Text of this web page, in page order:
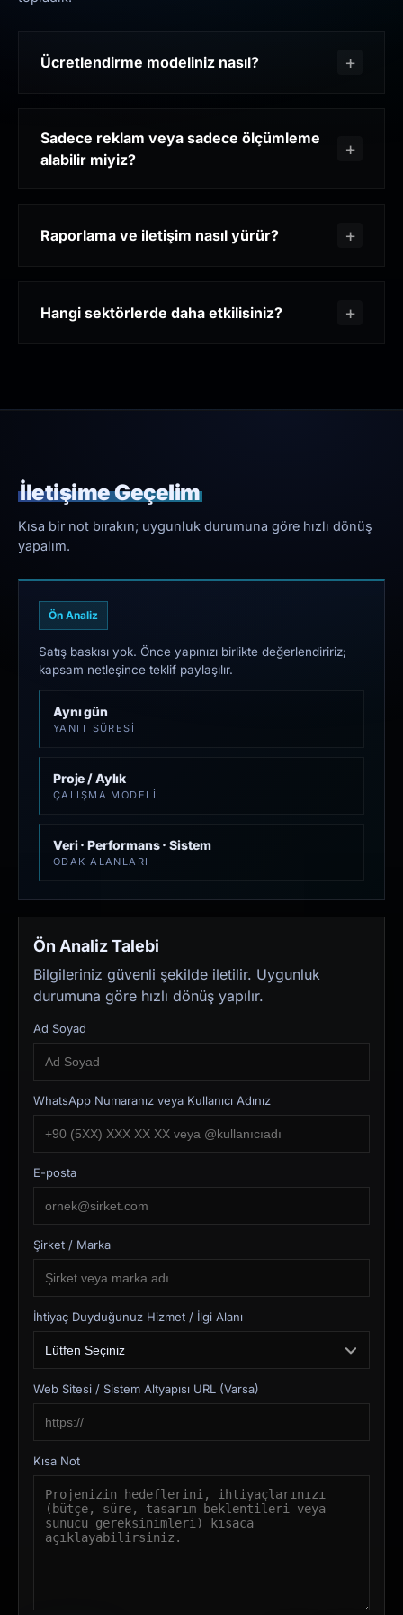
Ücretlendirme modeliniz nasıl?
Sadece reklam veya sadece ölçümleme
alabilir miyiz?
Raporlama ve iletişim nasıl yürür?
Hangi sektörlerde daha etkilisiniz?
İletişime Geçelim
Kısa bir not bırakın; uygunluk durumuna göre hızlı dönüş
yapalım.
Ön Analiz
Satış baskısı yok. Önce yapınızı birlikte değerlendiririz;
kapsam netleşince teklif paylaşılır.
Aynı gün
YANIT SÜRESI
Proje / Aylık
ÇALIŞMA MODELI
Veri · Performans · Sistem
ODAK ALANLARI
Ön Analiz Talebi
Bilgileriniz güvenli şekilde iletilir. Uygunluk
durumuna göre hızlı dönüş yapılır.
Ad Soyad
WhatsApp Numaranız veya Kullanıcı Adınız
E-posta
Şirket / Marka
İhtiyaç Duyduğunuz Hizmet / İlgi Alanı
Web Sitesi / Sistem Altyapısı URL (Varsa)
Kısa Not